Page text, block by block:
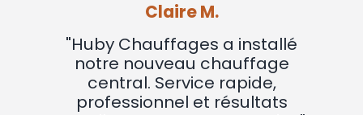
Sophie R.
" Huby Chauffages a installé un
poêle chez nous. Travail soigné
et équipe sympathique. Très
satisfaite du résultat !"